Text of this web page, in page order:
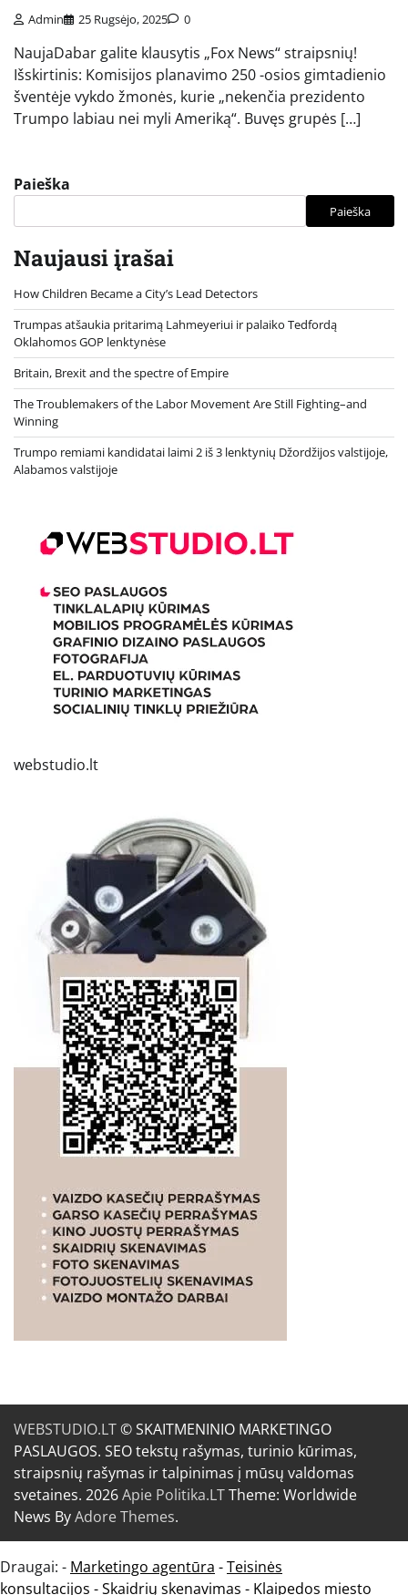
Admin 25 Rugsėjo, 2025 0
NaujaDabar galite klausytis „Fox News“ straipsnių!
Išskirtinis: Komisijos planavimo 250 -osios gimtadienio
šventėje vykdo žmonės, kurie „nekenčia prezidento
Trumpo labiau nei myli Ameriką“. Buvęs grupės […]
Paieška
Paieška
Naujausi įrašai
How Children Became a City’s Lead Detectors
Trumpas atšaukia pritarimą Lahmeyeriui ir palaiko Tedfordą
Oklahomos GOP lenktynėse
Britain, Brexit and the spectre of Empire
The Troublemakers of the Labor Movement Are Still Fighting–and
Winning
Trumpo remiami kandidatai laimi 2 iš 3 lenktynių Džordžijos valstijoje,
Alabamos valstijoje
webstudio.lt
WEBSTUDIO.LT© SKAITMENINIO MARKETINGO
PASLAUGOS. SEO tekstų rašymas, turinio kūrimas,
straipsnių rašymas ir talpinimas į mūsų valdomas
svetaines. 2026Apie Politika.LTTheme: Worldwide
News ByAdore Themes.
Draugai: - Marketingo agentūra -Teisinės
konsultacijos -Skaidrių skenavimas - Klaipedos miesto